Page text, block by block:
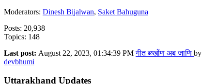
Moderators: Dinesh Bijalwan, Saket Bahuguna
Posts: 20,938
Topics: 148
Last post: August 22, 2023, 01:34:39 PMगीत ब्य्खोंण अब जाणि by
devbhumi
Uttarakhand Updates